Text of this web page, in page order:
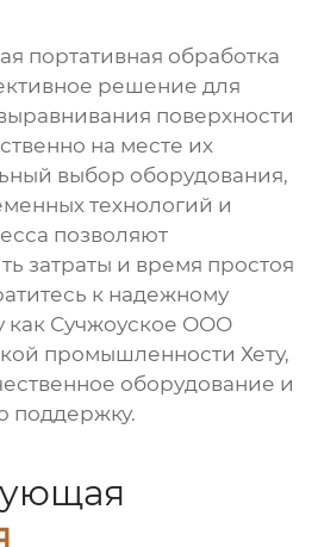
портативная обработка
решение для
поверхности
на месте их
выбор оборудования,
технологий и
позволяют
затраты и время простоя
к надежному
как Сучжоуское ООО
промышленности Хету,
оборудование и
поддержку.